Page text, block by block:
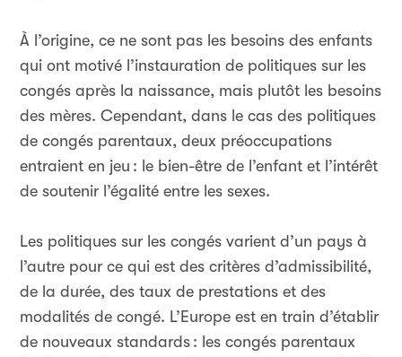
À l’origine, ce ne sont pas les besoins des enfants
qui ont motivé l’instauration de politiques sur les
congés après la naissance, mais plutôt les besoins
des mères. Cependant, dans le cas des politiques
de congés parentaux, deux préoccupations
entraient en jeu : le bien-être de l’enfant et l’intérêt
de soutenir l’égalité entre les sexes.
Les politiques sur les congés varient d’un pays à
l’autre pour ce qui est des critères d’admissibilité,
de la durée, des taux de prestations et des
modalités de congé. L’Europe est en train d’établir
de nouveaux standards : les congés parentaux